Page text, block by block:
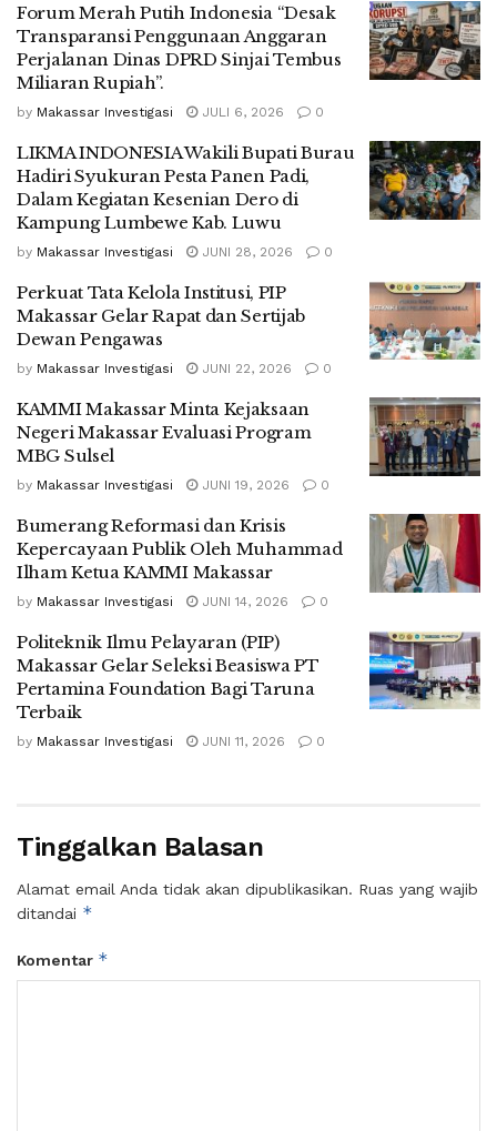
Forum Merah Putih Indonesia “Desak
Transparansi Penggunaan Anggaran
Perjalanan Dinas DPRD Sinjai Tembus
Miliaran Rupiah”.
by Makassar Investigasi JULI 6, 2026 0
LIKMA INDONESIA Wakili Bupati Burau
Hadiri Syukuran Pesta Panen Padi,
Dalam Kegiatan Kesenian Dero di
Kampung Lumbewe Kab. Luwu
by Makassar Investigasi JUNI 28, 2026 0
Perkuat Tata Kelola Institusi, PIP
Makassar Gelar Rapat dan Sertijab
Dewan Pengawas
by Makassar Investigasi JUNI 22, 2026 0
KAMMI Makassar Minta Kejaksaan
Negeri Makassar Evaluasi Program
MBG Sulsel
by Makassar Investigasi JUNI 19, 2026 0
Bumerang Reformasi dan Krisis
Kepercayaan Publik Oleh Muhammad
Ilham Ketua KAMMI Makassar
by Makassar Investigasi JUNI 14, 2026 0
Politeknik Ilmu Pelayaran (PIP)
Makassar Gelar Seleksi Beasiswa PT
Pertamina Foundation Bagi Taruna
Terbaik
by Makassar Investigasi JUNI 11, 2026 0
Tinggalkan Balasan
Alamat email Anda tidak akan dipublikasikan. Ruas yang wajib
ditandai *
Komentar *